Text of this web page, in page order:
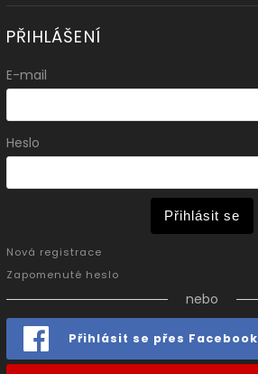
PŘIHLÁŠENÍ
E-mail
Heslo
Přihlásit se
Nová registrace
Zapomenuté heslo
nebo
Přihlásit se přes Facebook